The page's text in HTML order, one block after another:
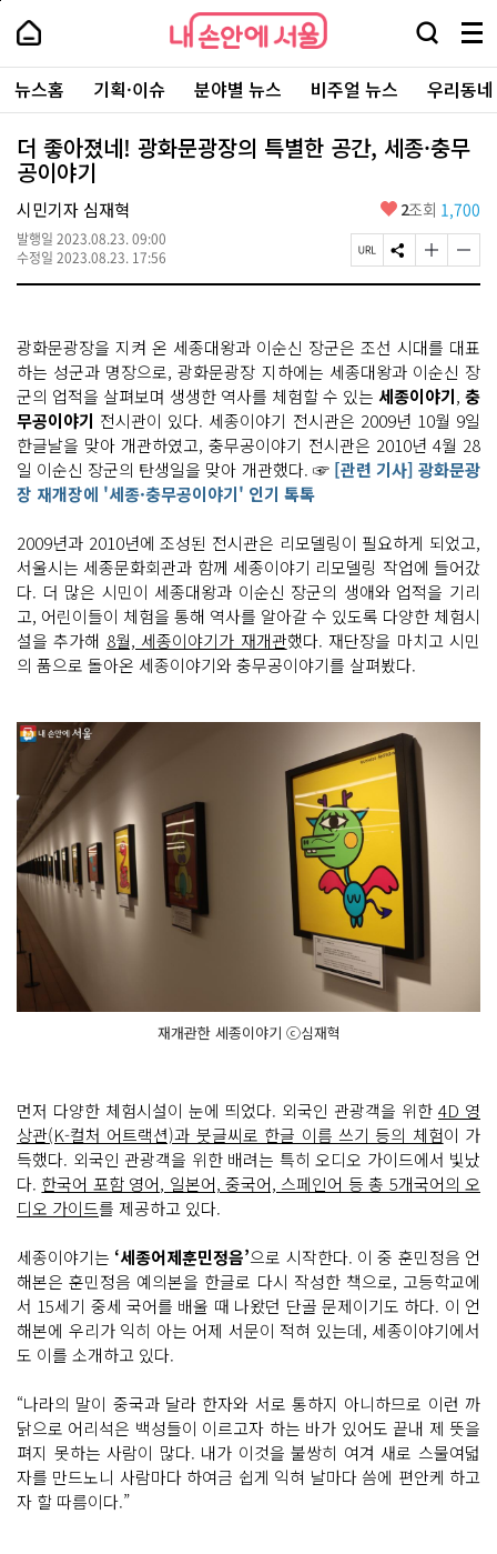
본
로
가
내
손
안
에
서
울
-
서
울
시
대
표
소
통
포
내
손
에
울
검
창
열
기
메
뉴
전
체
보
주
요
서
뉴스홈 기획·이슈 분야별 뉴스 비주얼 뉴스 우리동
더 좋아졌네! 광화문광장의 특별한 공간, 세종·충무
공이야기
시민기자 심재혁
발행일 2023.08.23. 09:00
수정일 2023.08.23. 17:56
좋
요
2조회 1,700
페
이
L
복
사
S
N
유
하
기
글
자
게
변
경
하
기
글
자
게
변
경
하
기
광화문광장을 지켜 온 세종대왕과 이순신 장군은 조선 시대를 대표
하는 성군과 명장으로, 광화문광장 지하에는 세종대왕과 이순신 장
군의 업적을 살펴보며 생생한 역사를 체험할 수 있는 세종이야기, 충
무공이야기 전시관이 있다. 세종이야기 전시관은 2009년 10월 9일
한글날을 맞아 개관하였고, 충무공이야기 전시관은 2010년 4월 28
일 이순신 장군의 탄생일을 맞아 개관했다. ☞[관련 기사] 광화문광
장 재개장에 '세종·충무공이야기' 인기 톡톡
2009년과 2010년에 조성된 전시관은 리모델링이 필요하게 되었고,
서울시는 세종문화회관과 함께 세종이야기 리모델링 작업에 들어갔
다. 더 많은 시민이 세종대왕과 이순신 장군의 생애와 업적을 기리
고, 어린이들이 체험을 통해 역사를 알아갈 수 있도록 다양한 체험시
설을 추가해 8월, 세종이야기가 재개관했다. 재단장을 마치고 시민
의 품으로 돌아온 세종이야기와 충무공이야기를 살펴봤다.
재개관한 세종이야기 ⓒ심재혁
먼저 다양한 체험시설이 눈에 띄었다. 외국인 관광객을 위한 4D 영
상관(K-컬처 어트랙션)과 붓글씨로 한글 이름 쓰기 등의 체험이 가
득했다. 외국인 관광객을 위한 배려는 특히 오디오 가이드에서 빛났
다. 한국어 포함 영어, 일본어, 중국어, 스페인어 등 총 5개국어의 오
디오 가이드를 제공하고 있다.
세종이야기는 ‘세종어제훈민정음’으로 시작한다. 이 중 훈민정음 언
해본은 훈민정음 예의본을 한글로 다시 작성한 책으로, 고등학교에
서 15세기 중세 국어를 배울 때 나왔던 단골 문제이기도 하다. 이 언
해본에 우리가 익히 아는 어제 서문이 적혀 있는데, 세종이야기에서
도 이를 소개하고 있다.
“나라의 말이 중국과 달라 한자와 서로 통하지 아니하므로 이런 까
닭으로 어리석은 백성들이 이르고자 하는 바가 있어도 끝내 제 뜻을
펴지 못하는 사람이 많다. 내가 이것을 불쌍히 여겨 새로 스물여덟
자를 만드노니 사람마다 하여금 쉽게 익혀 날마다 씀에 편안케 하고
자 할 따름이다.”
페
상
단
로